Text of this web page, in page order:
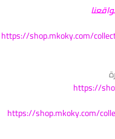
https://shop.mkoky.com/
https://
https://shop.mkoky.com/